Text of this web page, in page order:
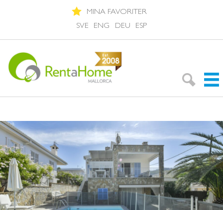
MINA FAVORITER
SVE
ENG DEU ESP
Områdesguiden
Om Mallorca
Om oss